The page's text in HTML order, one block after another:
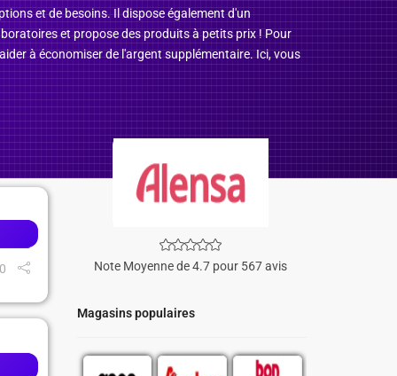
et de besoins. Il dispose également d'un
et propose des produits à petits prix ! Pour
à économiser de l'argent supplémentaire. Ici, vous
Note Moyenne de 4.7 pour 567 avis
Magasins populaires